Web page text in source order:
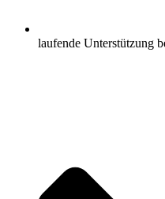
laufende Unterstützung